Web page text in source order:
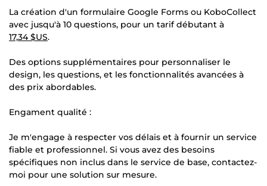
La création d'un formulaire Google Forms ou KoboCollect
avec jusqu'à 10 questions, pour un tarif débutant à
17,34 $US.
Des options supplémentaires pour personnaliser le
design, les questions, et les fonctionnalités avancées à
des prix abordables.
Engament qualité :
Je m'engage à respecter vos délais et à fournir un service
fiable et professionnel. Si vous avez des besoins
spécifiques non inclus dans le service de base, contactez-
moi pour une solution sur mesure.